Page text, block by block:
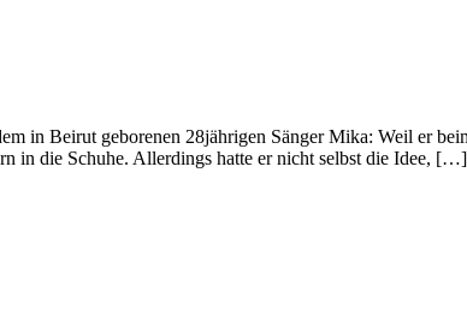
in Beirut geborenen 28jährigen Sänger Mika: Weil er
in die Schuhe. Allerdings hatte er nicht selbst die Idee, […]